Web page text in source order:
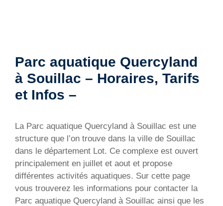
Parc aquatique Quercyland
à Souillac – Horaires, Tarifs
et Infos –
La Parc aquatique Quercyland à Souillac est une
structure que l’on trouve dans la ville de Souillac
dans le département Lot. Ce complexe est ouvert
principalement en juillet et aout et propose
différentes activités aquatiques. Sur cette page
vous trouverez les informations pour contacter la
Parc aquatique Quercyland à Souillac ainsi que les